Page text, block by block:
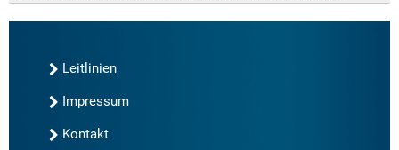
Leitlinien
Impressum
Kontakt